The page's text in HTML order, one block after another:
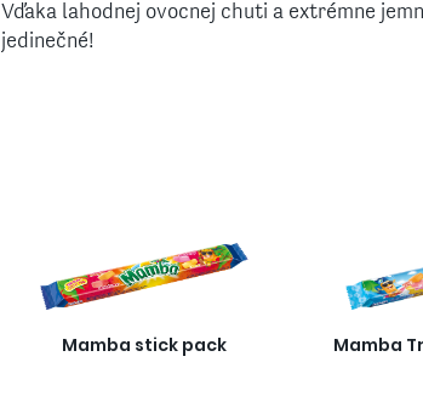
Vďaka lahodnej ovocnej chuti a extrémne
jedinečné!
Mamba stick pack Mamba